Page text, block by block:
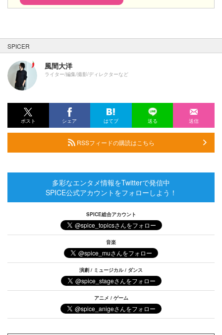
SPICER
風間大洋
ライター/編集/撮影/ディレクターなど
ポスト シェア はてブ 送る 送信
RSSフィードの購読はこちら
多彩なエンタメ情報をTwitterで発信中
SPICE公式アカウントをフォローしよう！
SPICE総合アカウント
音楽
演劇 / ミュージカル / ダンス
アニメ / ゲーム